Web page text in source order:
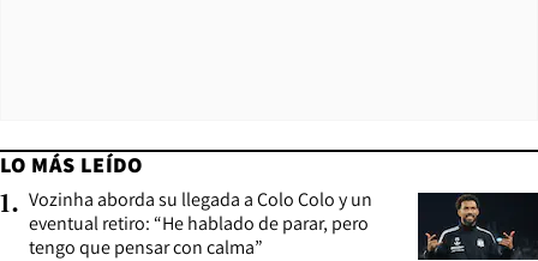
LO MÁS LEÍDO
1. Vozinha aborda su llegada a Colo Colo y un
eventual retiro: “He hablado de parar, pero
tengo que pensar con calma”